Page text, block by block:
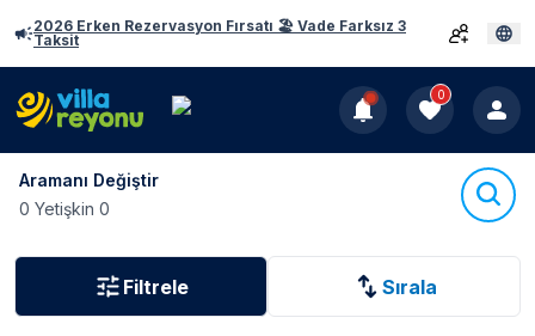
2026 Erken Rezervasyon Fırsatı 🏖️ Vade Farksız 3
Taksit
0
Aramanı Değiştir
0 Yetişkin 0
Filtrele Sırala